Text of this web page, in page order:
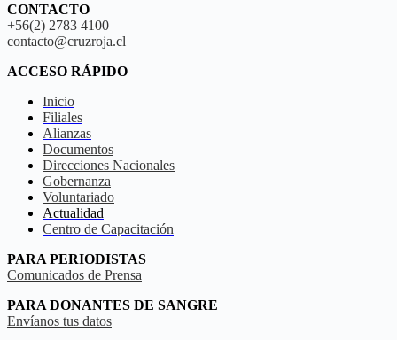
CONTACTO
+56(2) 2783 4100
contacto@cruzroja.cl
ACCESO RÁPIDO
Inicio
Filiales
Alianzas
Documentos
Direcciones Nacionales
Gobernanza
Voluntariado
Actualidad
Centro de Capacitación
PARA PERIODISTAS
Comunicados de Prensa
PARA DONANTES DE SANGRE
Envíanos tus datos